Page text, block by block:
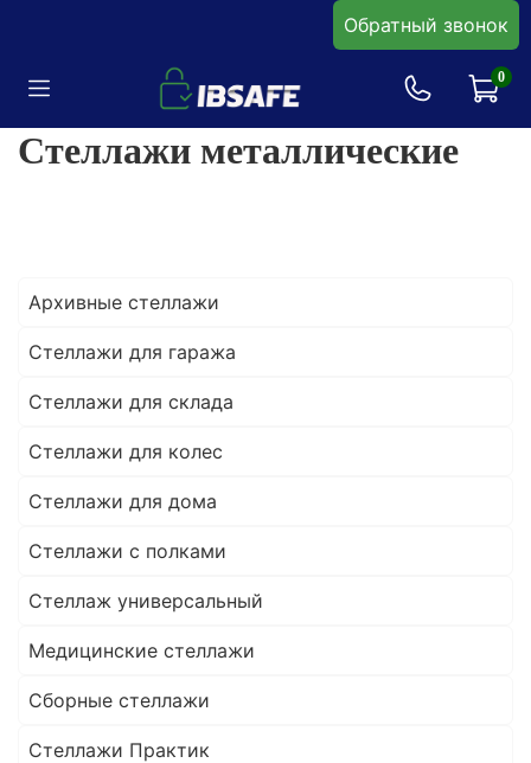
Обратный звонок
0
Стеллажи металлические
Архивные стеллажи
Стеллажи для гаража
Стеллажи для склада
Стеллажи для колес
Стеллажи для дома
Стеллажи с полками
Стеллаж универсальный
Медицинские стеллажи
Сборные стеллажи
Стеллажи Практик